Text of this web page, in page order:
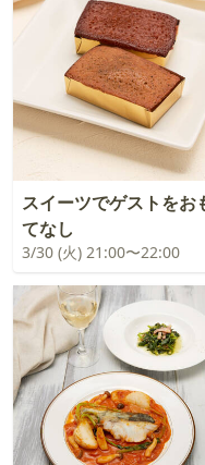
スイーツでゲストをお
てなし
3/30 (火) 21:00〜22:00